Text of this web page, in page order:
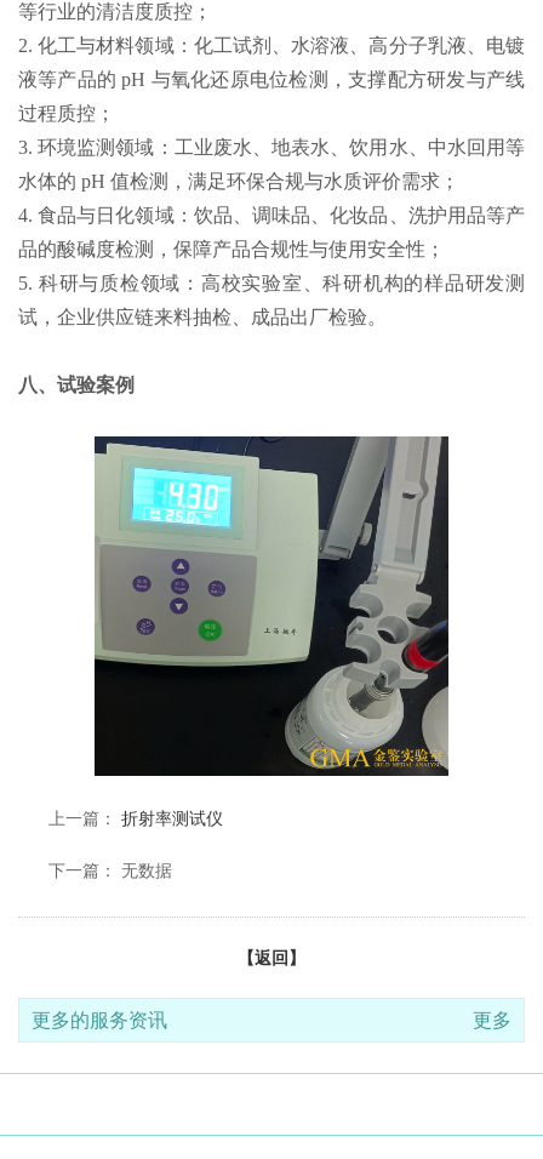
等行业的清洁度质控；
2. 化工与材料领域：化工试剂、水溶液、高分子乳液、电镀
液等产品的 pH 与氧化还原电位检测，支撑配方研发与产线
过程质控；
3. 环境监测领域：工业废水、地表水、饮用水、中水回用等
水体的 pH 值检测，满足环保合规与水质评价需求；
4. 食品与日化领域：饮品、调味品、化妆品、洗护用品等产
品的酸碱度检测，保障产品合规性与使用安全性；
5. 科研与质检领域：高校实验室、科研机构的样品研发测
试，企业供应链来料抽检、成品出厂检验。
八、试验案例
上一篇： 折射率测试仪
下一篇： 无数据
【返回】
更多的服务资讯 更多